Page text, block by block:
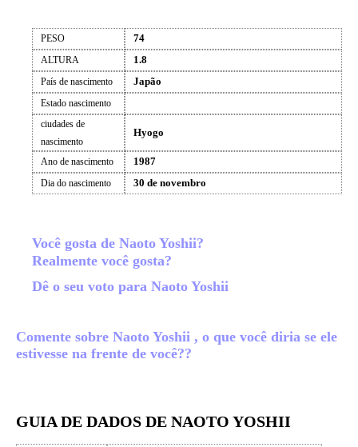
PESO 74
ALTURA 1.8
País de nascimento Japão
Estado nascimento
ciudades de
nascimento
Hyogo
Ano de nascimento 1987
Dia do nascimento 30 de novembro
Você gosta de Naoto Yoshii?
Realmente você gosta?
Dê o seu voto para Naoto Yoshii
Comente sobre Naoto Yoshii , o que você diria se ele
estivesse na frente de você??
GUIA DE DADOS DE NAOTO YOSHII